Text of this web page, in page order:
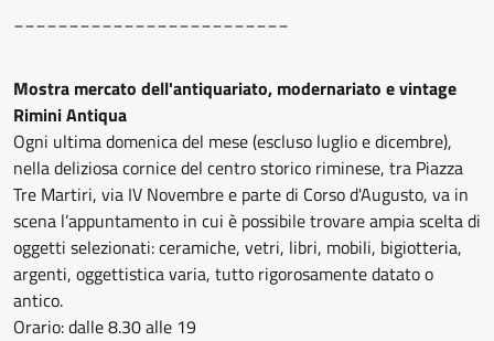
Mostra mercato dell'antiquariato, modernariato e vintage
Rimini Antiqua
Ogni ultima domenica del mese (escluso luglio e dicembre),
nella deliziosa cornice del centro storico riminese, tra Piazza
Tre Martiri, via IV Novembre e parte di Corso d'Augusto, va in
scena l’appuntamento in cui è possibile trovare ampia scelta di
oggetti selezionati: ceramiche, vetri, libri, mobili, bigiotteria,
argenti, oggettistica varia, tutto rigorosamente datato o
antico.
Orario: dalle 8.30 alle 19